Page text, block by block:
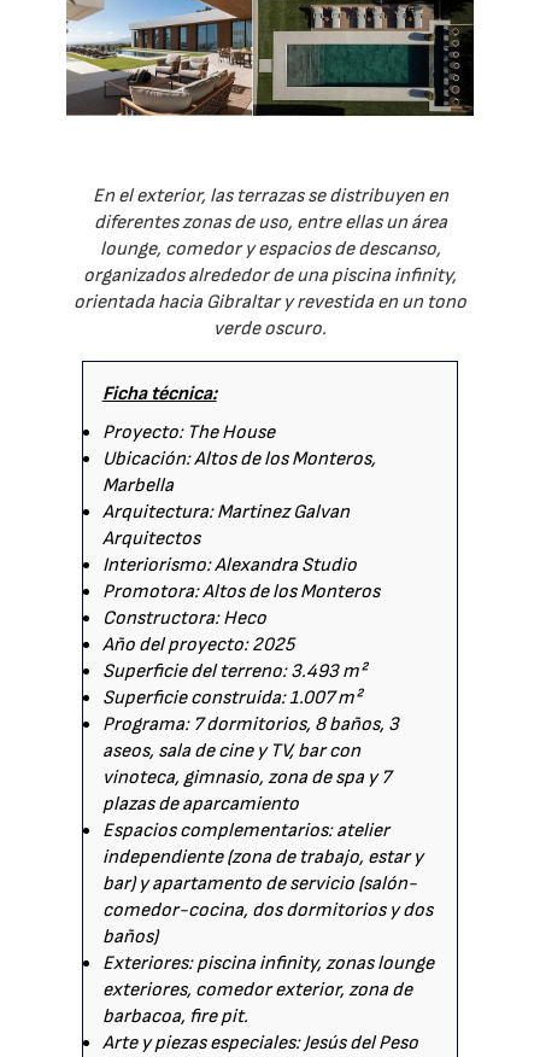
En el exterior, las terrazas se distribuyen en
diferentes zonas de uso, entre ellas un área
lounge, comedor y espacios de descanso,
organizados alrededor de una piscina infinity,
orientada hacia Gibraltar y revestida en un tono
verde oscuro.
Ficha técnica:
Proyecto: The House
Ubicación: Altos de los Monteros,
Marbella
Arquitectura: Martinez Galvan
Arquitectos
Interiorismo: Alexandra Studio
Promotora: Altos de los Monteros
Constructora: Heco
Año del proyecto: 2025
Superficie del terreno: 3.493 m²
Superficie construida: 1.007 m²
Programa: 7 dormitorios, 8 baños, 3
aseos, sala de cine y TV, bar con
vinoteca, gimnasio, zona de spa y 7
plazas de aparcamiento
Espacios complementarios: atelier
independiente (zona de trabajo, estar y
bar) y apartamento de servicio (salón-
comedor-cocina, dos dormitorios y dos
baños)
Exteriores: piscina infinity, zonas lounge
exteriores, comedor exterior, zona de
barbacoa, fire pit.
Arte y piezas especiales: Jesús del Peso